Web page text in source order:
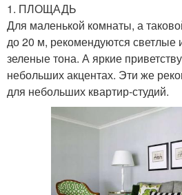
1. ПЛОЩАДЬ
Для маленькой комнаты, а
до 20 м, рекомендуются
зеленые тона. А яркие
небольших акцентах. Эти же
для небольших квартир-студий.